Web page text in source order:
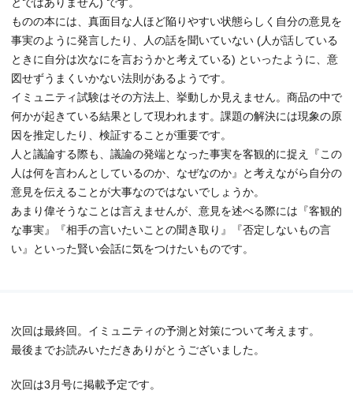
ものの本には、真面目な人ほど陥りやすい状態らしく自分の意見を
事実のように発言したり、人の話を聞いていない (人が話している
ときに自分は次なにを言おうかと考えている) といったように、意
図せずうまくいかない法則があるようです。
イミュニティ試験はその方法上、挙動しか見えません。商品の中で
何かが起きている結果として現われます。課題の解決には現象の原
因を推定したり、検証することが重要です。
人と議論する際も、議論の発端となった事実を客観的に捉え『この
人は何を言わんとしているのか、なぜなのか』と考えながら自分の
意見を伝えることが大事なのではないでしょうか。
あまり偉そうなことは言えませんが、意見を述べる際には『客観的
な事実』『相手の言いたいことの聞き取り』『否定しないもの言
い』といった賢い会話に気をつけたいものです。
次回は最終回。イミュニティの予測と対策について考えます。
最後までお読みいただきありがとうございました。
次回は3月号に掲載予定です。